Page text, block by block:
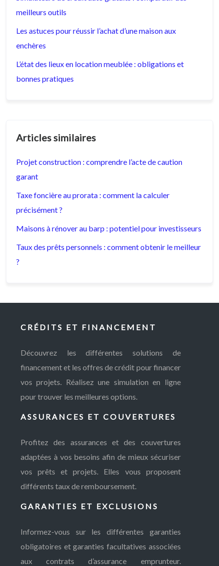
meilleurs outils
Les astuces pour réussir l’achat d’une maison aux
enchères
L’état des lieux en location meublée : obligations et
bonnes pratiques
Articles similaires
Projet construction : comprendre l’acte de caution
garant
Taxe foncière au prorata : comment la calculer
précisément ?
Maisons à rénover au barp : potentiel pour investisseurs
Taux des prêts personnels : comment obtenir le meilleur
?
CRÉDITS ET FINANCEMENT
Découvrez les différentes solutions de
financement et les offres de crédit pour financer
vos projets. Réalisez une simulation en ligne
pour trouver les meilleures options.
ASSURANCES ET COUVERTURES
Profitez des assurances et des couvertures
adaptées à vos besoins afin de mieux sécuriser
vos prêts et projets. Elles vous proposent
différents taux de remboursement.
GARANTIES ET EXCLUSIONS
Informez-vous sur les différentes garanties
obligatoires et garanties facultatives associées
aux contrats d’assurance emprunteur.